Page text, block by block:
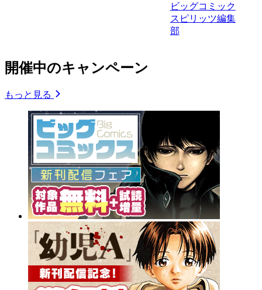
ビッグコミック
スピリッツ編集
部
開催中のキャンペーン
もっと見る